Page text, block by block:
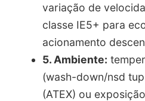
variação de
classe IE5+ para
acionamento
5. Ambiente:
(wash-down/nsd
(ATEX) ou